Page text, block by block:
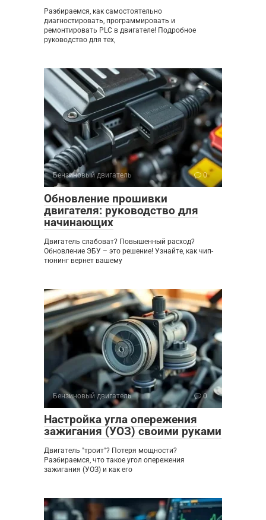
Разбираемся, как самостоятельно
диагностировать, программировать и
ремонтировать PLC в двигателе! Подробное
руководство для тех,
Бензиновый двигатель 0
Обновление прошивки
двигателя: руководство для
начинающих
Двигатель слабоват? Повышенный расход?
Обновление ЭБУ – это решение! Узнайте, как чип-
тюнинг вернет вашему
Бензиновый двигатель 0
Настройка угла опережения
зажигания (УОЗ) своими руками
Двигатель "троит"? Потеря мощности?
Разбираемся, что такое угол опережения
зажигания (УОЗ) и как его